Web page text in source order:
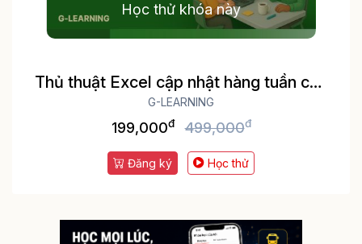
Học thử khóa này
Thủ thuật Excel cập nhật hàng tuần cho
dân văn phòng
G-LEARNING
199,000đ 499,000đ
Đăng ký Học thử